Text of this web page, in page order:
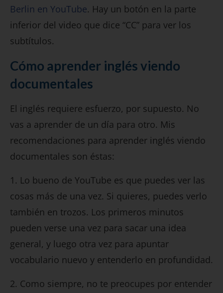
Berlin en YouTube. Hay un botón en la parte
inferior del video que dice “CC” para ver los
subtítulos.
Cómo aprender inglés viendo
documentales
El inglés requiere esfuerzo, por supuesto. No
vas a aprender de un día para otro. Mis
recomendaciones para aprender inglés viendo
documentales son éstas:
1. Lo bueno de YouTube es que puedes ver las
cosas más de una vez. Si quieres, puedes verlo
también en trozos. Los primeros minutos
pueden verse una vez para sacar una idea
general, y luego otra vez para apuntar
vocabulario nuevo y entenderlo en profundidad.
2. Como siempre, no te preocupes por entender